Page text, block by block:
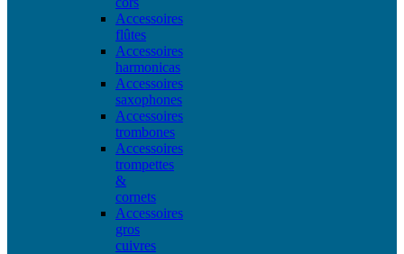
Accessoires
flûtes
Accessoires
harmonicas
Accessoires
saxophones
Accessoires
trombones
Accessoires
trompettes
&
cornets
Accessoires
gros
cuivres